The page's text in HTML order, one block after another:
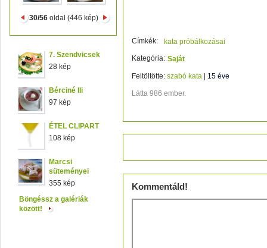
30/56 oldal (446 kép)
7. Szendvicsek
28 kép
Bérciné Ili
97 kép
ÉTEL CLIPART
108 kép
Marcsi
süteményei
355 kép
Böngéssz a galériák
között!
Címkék:
kata próbálkozásai
Kategória: Saját
Feltöltötte: szabó kata 15 éve
Látta 986 ember.
Kommentáld!